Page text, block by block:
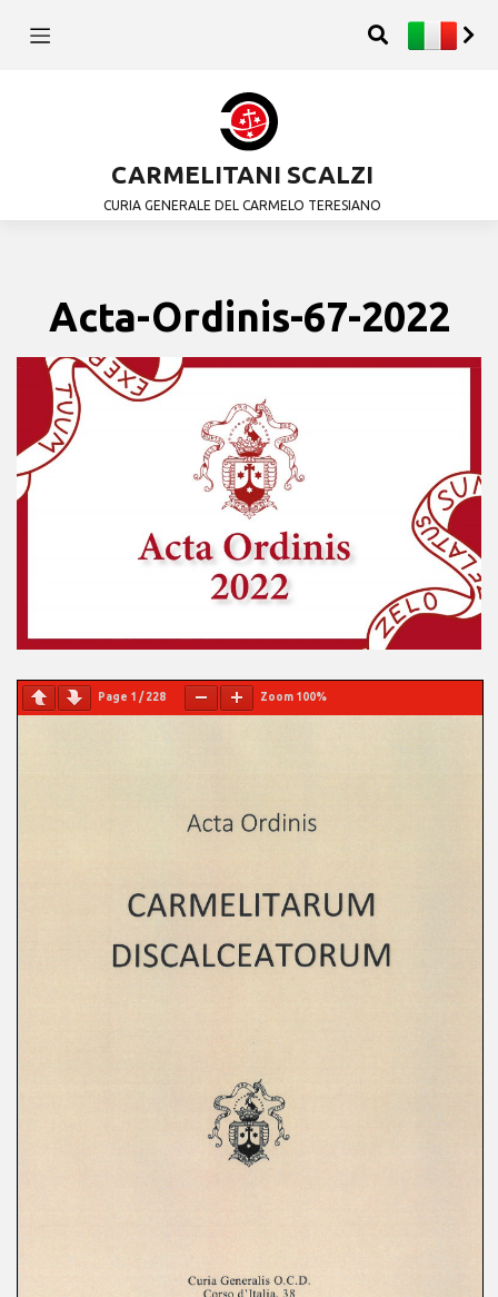
CARMELITANI SCALZI
CURIA GENERALE DEL CARMELO TERESIANO
Acta-Ordinis-67-2022
Page 1 /228 Zoom 100%